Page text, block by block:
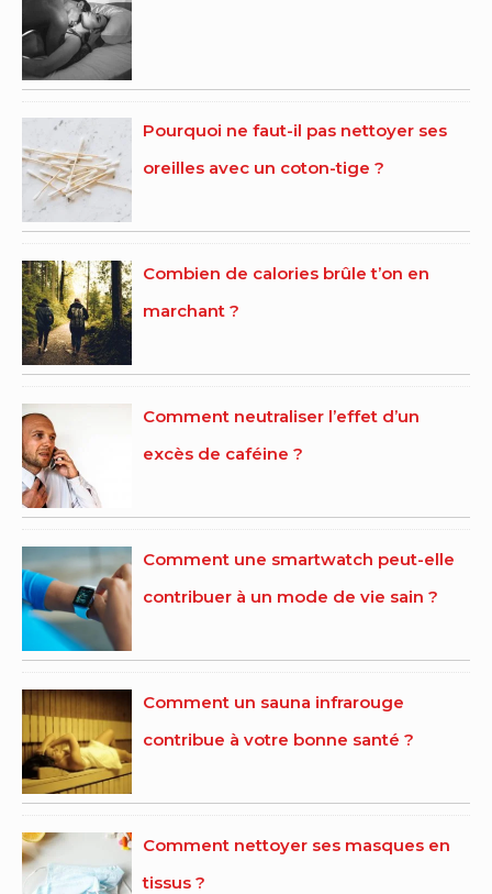
Pourquoi ne faut-il pas nettoyer ses
oreilles avec un coton-tige ?
Combien de calories brûle t’on en
marchant ?
Comment neutraliser l’effet d’un
excès de caféine ?
Comment une smartwatch peut-elle
contribuer à un mode de vie sain ?
Comment un sauna infrarouge
contribue à votre bonne santé ?
Comment nettoyer ses masques en
tissus ?